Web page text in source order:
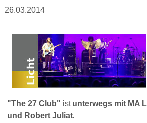
26.03.2014
"The 27 Club" ist unterwegs mit MA
und Robert Juliat.